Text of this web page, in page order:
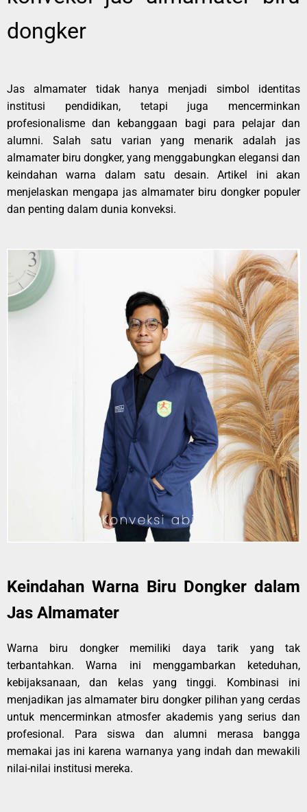
dongker
Jas almamater tidak hanya menjadi simbol identitas
institusi pendidikan, tetapi juga mencerminkan
profesionalisme dan kebanggaan bagi para pelajar dan
alumni. Salah satu varian yang menarik adalah jas
almamater biru dongker, yang menggabungkan elegansi dan
keindahan warna dalam satu desain. Artikel ini akan
menjelaskan mengapa jas almamater biru dongker populer
dan penting dalam dunia konveksi.
Keindahan Warna Biru Dongker dalam
Jas Almamater
Warna biru dongker memiliki daya tarik yang tak
terbantahkan. Warna ini menggambarkan keteduhan,
kebijaksanaan, dan kelas yang tinggi. Kombinasi ini
menjadikan jas almamater biru dongker pilihan yang cerdas
untuk mencerminkan atmosfer akademis yang serius dan
profesional. Para siswa dan alumni merasa bangga
memakai jas ini karena warnanya yang indah dan mewakili
nilai-nilai institusi mereka.